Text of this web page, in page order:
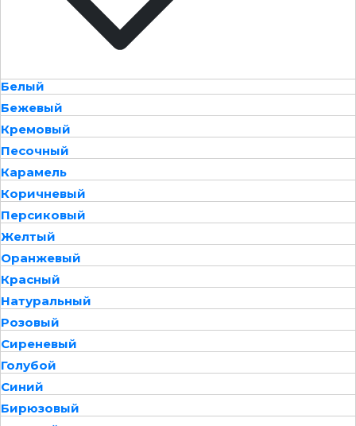
Белый
Бежевый
Кремовый
Песочный
Карамель
Коричневый
Персиковый
Желтый
Оранжевый
Красный
Натуральный
Розовый
Сиреневый
Голубой
Синий
Бирюзовый